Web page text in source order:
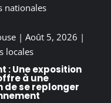
nationales
| Août 5, 2026 |
locales
: Une exposition
à une
de se replonger